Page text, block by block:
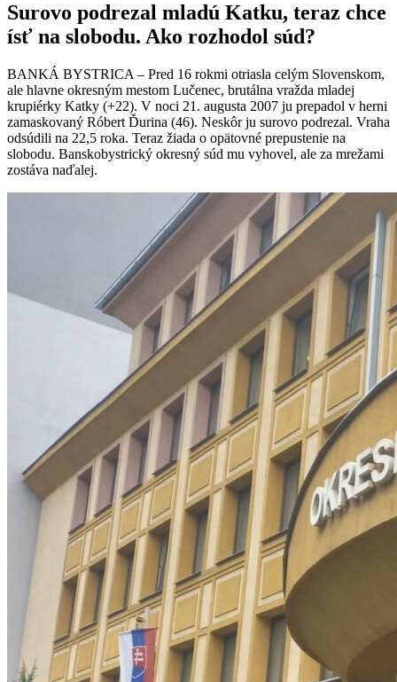
Surovo podrezal mladú Katku, teraz chce
ísť na slobodu. Ako rozhodol súd?
BANKÁ BYSTRICA – Pred 16 rokmi otriasla celým Slovenskom,
ale hlavne okresným mestom Lučenec, brutálna vražda mladej
krupiérky Katky (+22). V noci 21. augusta 2007 ju prepadol v herni
zamaskovaný Róbert Ďurina (46). Neskôr ju surovo podrezal. Vraha
odsúdili na 22,5 roka. Teraz žiada o opätovné prepustenie na
slobodu. Banskobystrický okresný súd mu vyhovel, ale za mrežami
zostáva naďalej.